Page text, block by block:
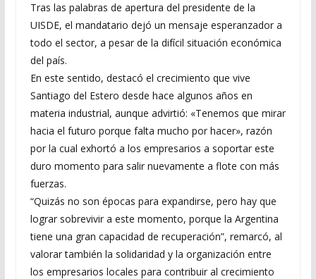
Tras las palabras de apertura del presidente de la
UISDE, el mandatario dejó un mensaje esperanzador a
todo el sector, a pesar de la difícil situación económica
del país.
En este sentido, destacó el crecimiento que vive
Santiago del Estero desde hace algunos años en
materia industrial, aunque advirtió: «Tenemos que mirar
hacia el futuro porque falta mucho por hacer», razón
por la cual exhortó a los empresarios a soportar este
duro momento para salir nuevamente a flote con más
fuerzas.
“Quizás no son épocas para expandirse, pero hay que
lograr sobrevivir a este momento, porque la Argentina
tiene una gran capacidad de recuperación”, remarcó, al
valorar también la solidaridad y la organización entre
los empresarios locales para contribuir al crecimiento